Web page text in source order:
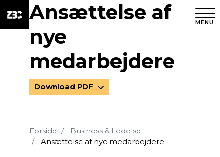
MENU
Ansættelse af
nye
medarbejdere
Download PDF
Forside
Business & Ledelse
Ansættelse af nye medarbejdere